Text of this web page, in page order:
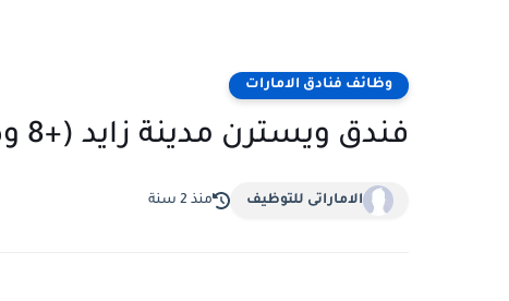
وظائف فنادق الامارات
فندق ويسترن مدينة زايد (+8 وظائف شاغرة)
الاماراتى للتوظيف منذ 2 سنة